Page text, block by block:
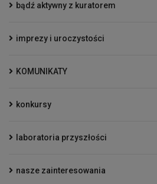
bądź aktywny z kuratorem
imprezy i uroczystości
KOMUNIKATY
konkursy
laboratoria przyszłości
nasze zainteresowania